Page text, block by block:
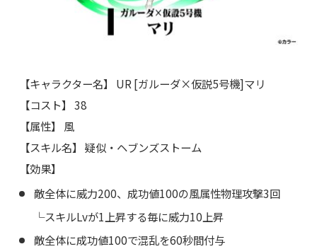
【キャラクター名】 UR [ガルーダ×仮説5号機]マリ
【コスト】 38
【属性】 風
【スキル名】 疑似・ヘブンズストーム
【効果】
敵全体に威力200、成功値100の風属性物理攻撃3回
└スキルLvが1上昇する毎に威力10上昇
敵全体に成功値100で混乱を60秒間付与